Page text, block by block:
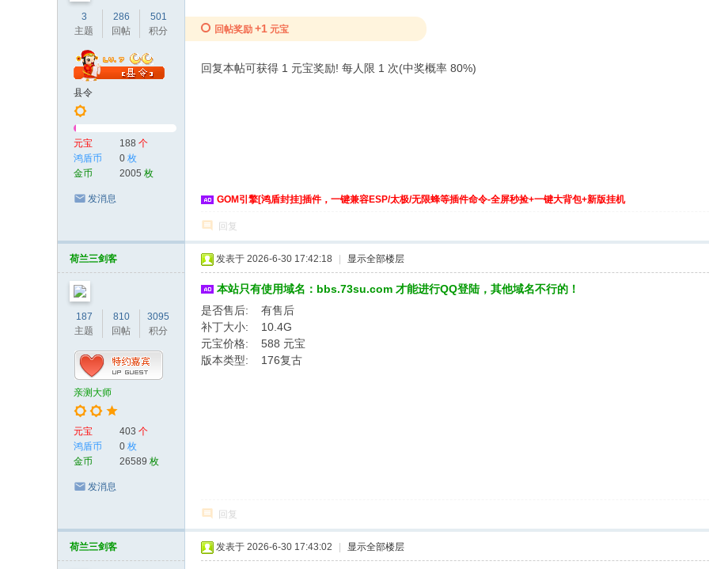
3
主题
286
回帖
501
积分
县令
元宝 188 个
鸿盾币
0 枚
金币
2005 枚
发消息
回帖奖励 +1 元宝
回复本帖可获得 1 元宝奖励! 每人限 1 次(中奖概率 80%)
GOM引擎[鸿盾封挂]插件，一键兼容ESP/太极/无限蜂等插件命令-全屏秒捡+一键大背包+新版挂机
回复
荷兰三剑客
187
主题
810
回帖
3095
积分
亲测大师
元宝 403 个
鸿盾币
0 枚
金币
26589 枚
发消息
发表于 2026-6-30 17:42:18 显示全部楼层
本站只有使用域名：bbs.73su.com 才能进行QQ登陆，其他域名不行的！
是否售后: 有售后
补丁大小: 10.4G
元宝价格: 588 元宝
版本类型: 176复古
回复
荷兰三剑客 发表于 2026-6-30 17:43:02 显示全部楼层